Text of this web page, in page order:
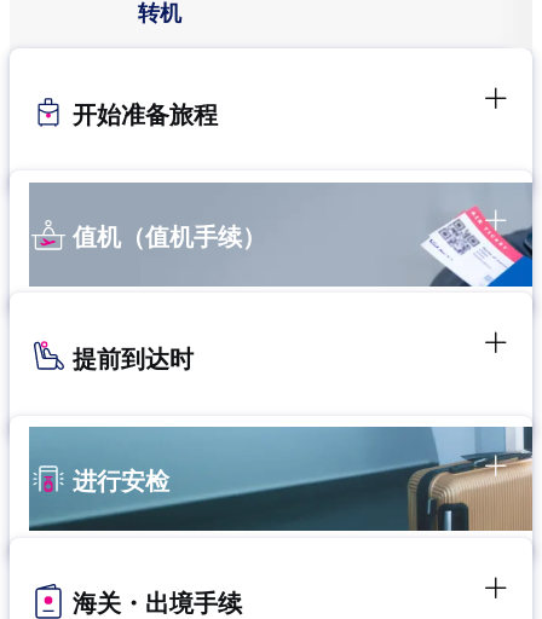
转机
开始准备旅程
值机（值机手续）
提前到达时
进行安检
海关・出境手续